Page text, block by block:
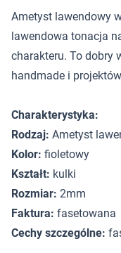
Ametyst lawendowy
lawendowa tonacja
charakteru. To dobry
handmade i
Charakterystyka:
Rodzaj: Ametyst
Kolor: fioletowy
Kształt: kulki
Rozmiar: 2mm
Faktura: fasetowana
Cechy szczególne: